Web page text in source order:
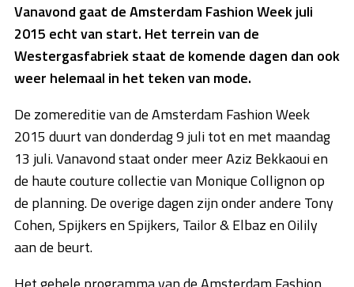
Vanavond gaat de Amsterdam Fashion Week juli
2015 echt van start. Het terrein van de
Westergasfabriek staat de komende dagen dan ook
weer helemaal in het teken van mode.
De zomereditie van de Amsterdam Fashion Week
2015 duurt van donderdag 9 juli tot en met maandag
13 juli. Vanavond staat onder meer Aziz Bekkaoui en
de haute couture collectie van Monique Collignon op
de planning. De overige dagen zijn onder andere Tony
Cohen, Spijkers en Spijkers, Tailor & Elbaz en Oilily
aan de beurt.